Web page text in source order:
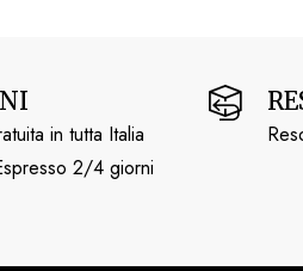
in tutta Italia
2/4 giorni